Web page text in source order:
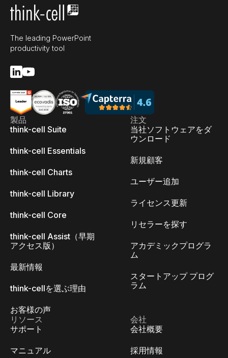
The leading PowerPoint
productivity tool
製品
think-cell Suite
think-cell Essentials
think-cell Charts
think-cell Library
think-cell Core
think-cell Assist（早期
アクセス版）
最新情報
think-cellを選ぶ理由
お客様の声
注文
当社ソフトウェアをダ
ウンロード
新規顧客
ユーザー追加
ライセンス更新
リセラーを探す
アカデミックプログラ
ム
スタートアップ プログ
ラム
リソース
サポート
マニュアル
会社
会社概要
採用情報